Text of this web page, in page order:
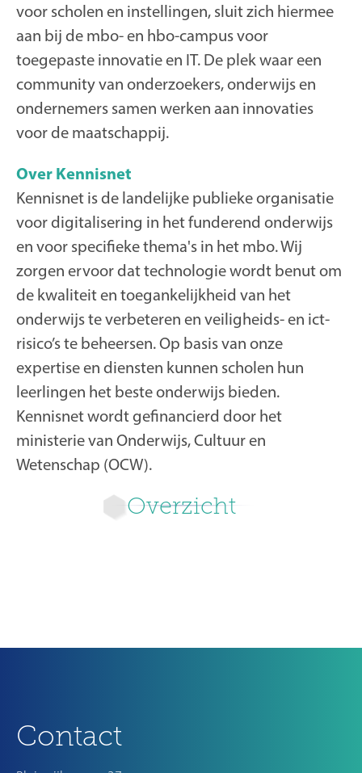
Overzicht
voor scholen en instellingen, sluit zich hiermee
aan bij de mbo- en hbo-campus voor
toegepaste innovatie en IT. De plek waar een
community van onderzoekers, onderwijs en
ondernemers samen werken aan innovaties
voor de maatschappij.
Over Kennisnet
Kennisnet is de landelijke publieke organisatie
voor digitalisering in het funderend onderwijs
en voor specifieke thema's in het mbo. Wij
zorgen ervoor dat technologie wordt benut om
de kwaliteit en toegankelijkheid van het
onderwijs te verbeteren en veiligheids- en ict-
risico’s te beheersen. Op basis van onze
expertise en diensten kunnen scholen hun
leerlingen het beste onderwijs bieden.
Kennisnet wordt gefinancierd door het
ministerie van Onderwijs, Cultuur en
Wetenschap (OCW).
Contact